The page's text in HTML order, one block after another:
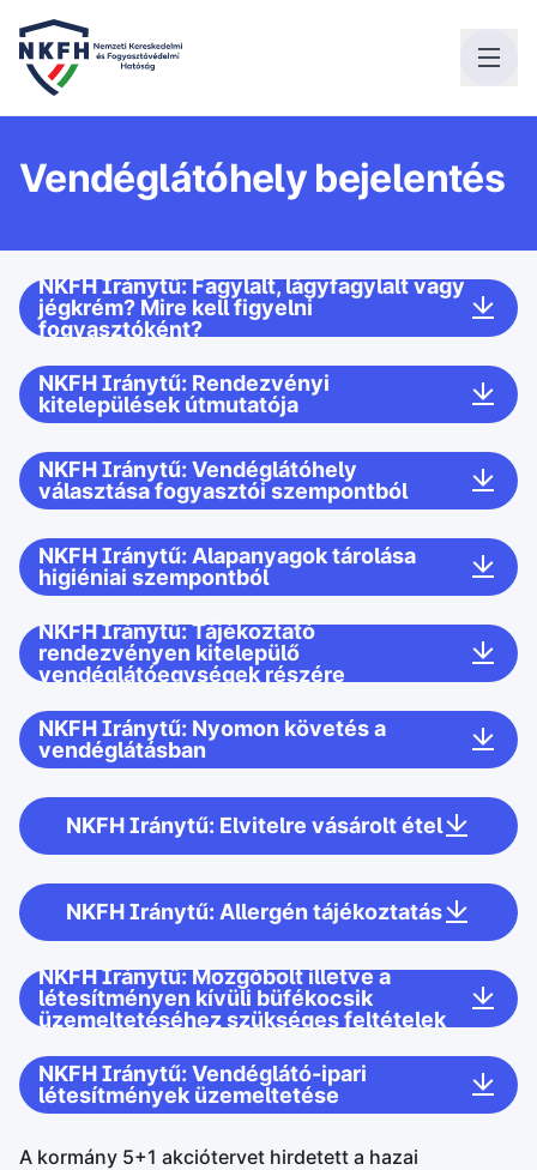
Vendéglátóhely bejelentés
NKFH Iránytű: Fagylalt, lágyfagylalt vagy
jégkrém? Mire kell figyelni
fogyasztóként?
NKFH Iránytű: Rendezvényi
kitelepülések útmutatója
NKFH Iránytű: Vendéglátóhely
választása fogyasztói szempontból
NKFH Iránytű: Alapanyagok tárolása
higiéniai szempontból
NKFH Iránytű: Tájékoztató
rendezvényen kitelepülő
vendéglátóegységek részére
NKFH Iránytű: Nyomon követés a
vendéglátásban
NKFH Iránytű: Elvitelre vásárolt étel
NKFH Iránytű: Allergén tájékoztatás
NKFH Iránytű: Mozgóbolt illetve a
létesítményen kívüli büfékocsik
üzemeltetéséhez szükséges feltételek
NKFH Iránytű: Vendéglátó-ipari
létesítmények üzemeltetése
A kormány 5+1 akciótervet hirdetett a hazai